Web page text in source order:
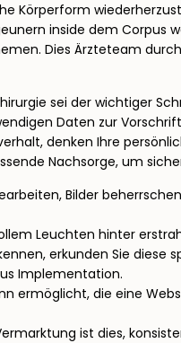
inside dem Corpus
Dies Ärzteteam
sei der wichtiger
Daten zur
denken Ihre
Nachsorge, um
Bilder
Leuchten hinter
erkunden Sie diese
Implementation.
ermöglicht, die eine
ist dies,